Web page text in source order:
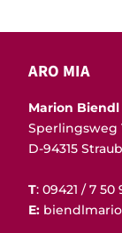
ARO MIA
Marion Biendl
Sperlingsweg
D-94315
T: 09421 / 7 50
E: